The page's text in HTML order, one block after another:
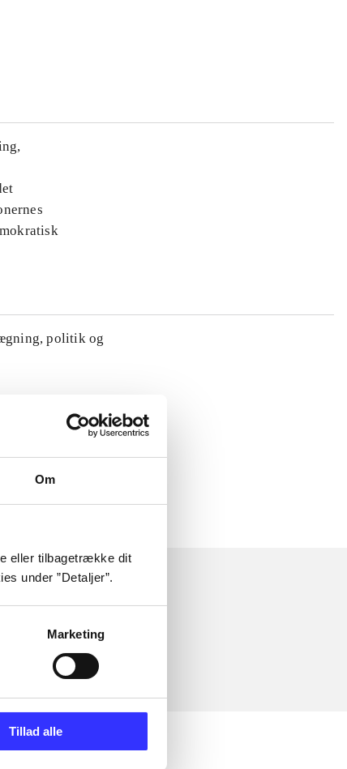
Om
eller tilbagetrække dit
under ”Detaljer”.
Marketing
Tillad alle
politik og